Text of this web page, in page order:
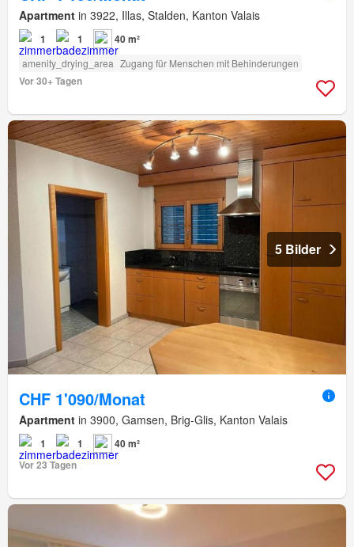
Apartment in 3922, Illas, Stalden, Kanton Valais
1 1 40 m²
amenity_drying_area Zugang für Menschen mit Behinderungen
Vor 30+ Tagen
5 Bilder
CHF 1'090/Monat
Apartment in 3900, Gamsen, Brig-Glis, Kanton Valais
1 1
40 m²
Vor 23 Tagen